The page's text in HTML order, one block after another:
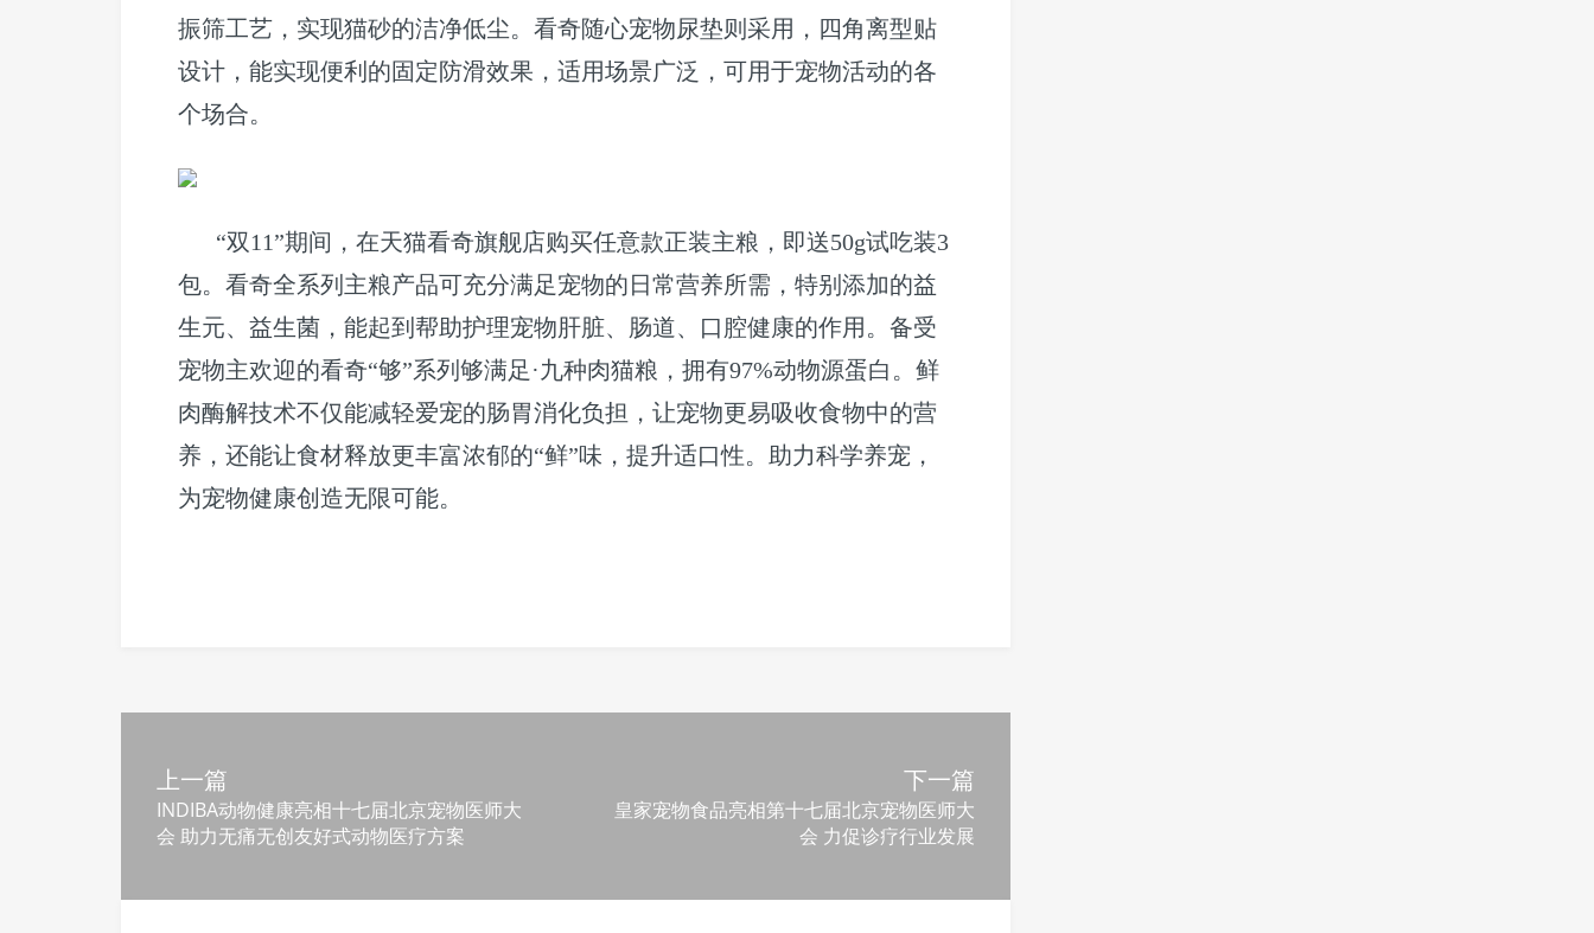
振筛工艺，实现猫砂的洁净低尘。看奇随心宠物尿垫则采用，四角离型贴
设计，能实现便利的固定防滑效果，适用场景广泛，可用于宠物活动的各
个场合。
“双11”期间，在天猫看奇旗舰店购买任意款正装主粮，即送50g试吃装3
包。看奇全系列主粮产品可充分满足宠物的日常营养所需，特别添加的益
生元、益生菌，能起到帮助护理宠物肝脏、肠道、口腔健康的作用。备受
宠物主欢迎的看奇“够”系列够满足·九种肉猫粮，拥有97%动物源蛋白。鲜
肉酶解技术不仅能减轻爱宠的肠胃消化负担，让宠物更易吸收食物中的营
养，还能让食材释放更丰富浓郁的“鲜”味，提升适口性。助力科学养宠，
为宠物健康创造无限可能。
上一篇
INDIBA动物健康亮相十七届北京宠物医师大
会 助力无痛无创友好式动物医疗方案
下一篇
皇家宠物食品亮相第十七届北京宠物医师大
会 力促诊疗行业发展